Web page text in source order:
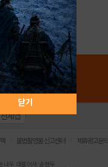
회원가입
닫기
전체앱
불법촬영물 신고센터 제휴광고문의
나우 대표이사:송현두